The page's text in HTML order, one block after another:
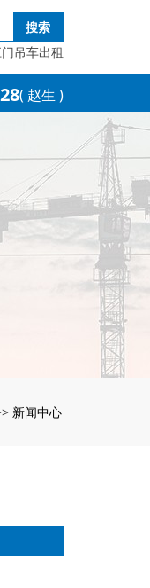
搜索
吊车出租
( 赵生 )
新闻中心